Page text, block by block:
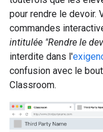
pour rendre le devoir.
commandes
intitulée "Rendre le
interdite dans l'
confusion avec le
Classroom.